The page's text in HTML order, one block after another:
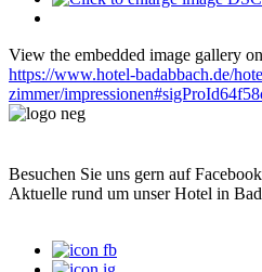
View the embedded image gallery
https://www.hotel-badabbach.de/
zimmer/
Besuchen Sie uns gern auf
Aktuelle rund um unser Hotel in